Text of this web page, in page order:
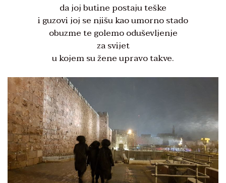
da joj butine postaju teške
i guzovi joj se njišu kao umorno stado
obuzme te golemo oduševljenje
za svijet
u kojem su žene upravo takve.